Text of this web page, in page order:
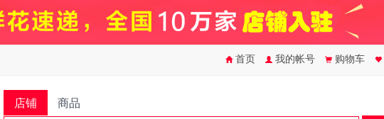
首页 我的帐号 购物车
店铺
商品